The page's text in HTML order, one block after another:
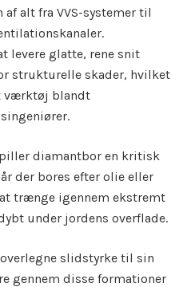
alt fra VVS-systemer til
levere glatte, rene snit
strukturelle skader, hvilket
værktøj blandt
diamantbor en kritisk
der bores efter olie eller
trænge igennem ekstremt
under jordens overflade.
slidstyrke til sin
gennem disse formationer